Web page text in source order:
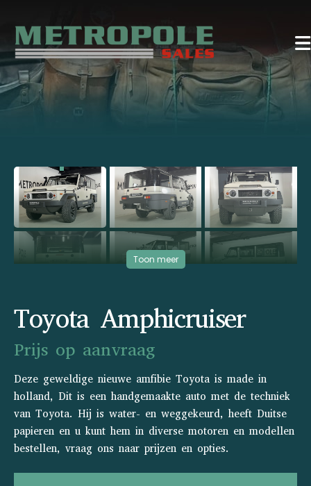
‹ ›
Toon meer
Toyota Amphicruiser
Prijs op aanvraag
Deze geweldige nieuwe amfibie Toyota is made in
holland, Dit is een handgemaakte auto met de techniek
van Toyota. Hij is water- en weggekeurd, heeft Duitse
papieren en u kunt hem in diverse motoren en modellen
bestellen, vraag ons naar prijzen en opties.